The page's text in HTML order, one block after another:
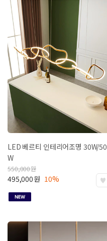
LED 베르티 인테리어조명 30W/50
W
550,000원
495,000원 10%